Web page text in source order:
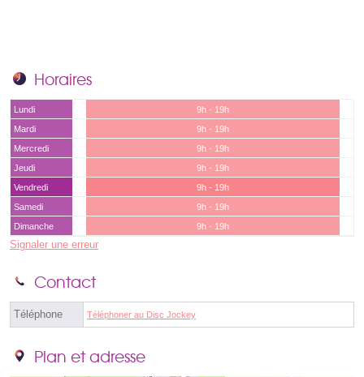
Horaires
Lundi
9h - 19h
Mardi
9h - 19h
Mercredi
9h - 19h
Jeudi
9h - 19h
Vendredi
9h - 19h
Samedi
9h - 19h
Dimanche
9h - 19h
Signaler une erreur
Contact
Téléphone Téléphoner au Disc Jockey
Plan et adresse